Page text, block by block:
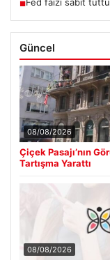
■
Güncel
08/08/2026
Çiçek Pasajı’nın
Tartışma Yarattı
08/08/2026